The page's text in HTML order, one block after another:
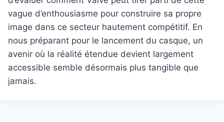
vague d’enthousiasme pour construire sa propre
image dans ce secteur hautement compétitif. En
nous préparant pour le lancement du casque, un
avenir où la réalité étendue devient largement
accessible semble désormais plus tangible que
jamais.